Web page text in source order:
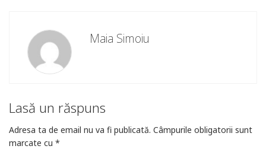
Maia Simoiu
Lasă un răspuns
Adresa ta de email nu va fi publicată. Câmpurile obligatorii sunt
marcate cu *